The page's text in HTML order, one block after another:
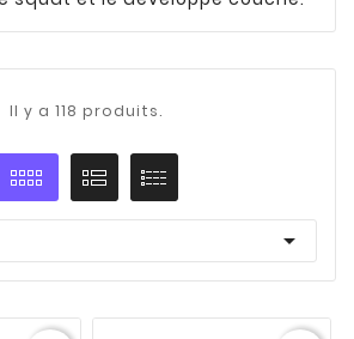
Il y a 118 produits.
